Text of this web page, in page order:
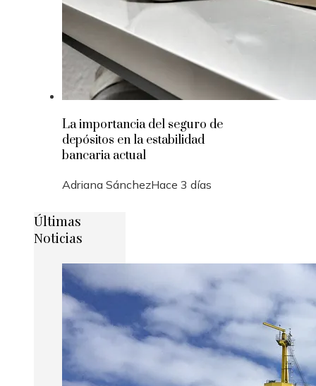
La importancia del seguro de
depósitos en la estabilidad
bancaria actual
Adriana SánchezHace 3 días
Últimas
Noticias